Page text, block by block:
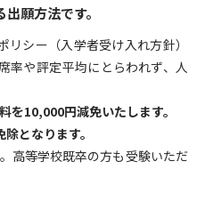
願方法です。
シー（入学者受け入れ方針）
率や評定平均にとらわれず、人
を10,000円減免いたします。
となります。
高等学校既卒の方も受験いただ